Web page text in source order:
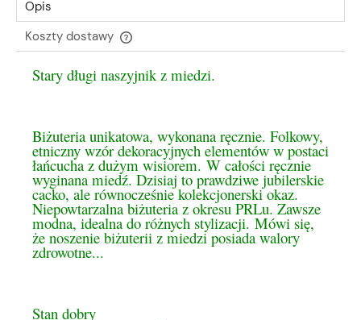
Opis
Koszty dostawy
Cena nie zawiera ewentualnych kosztów płatności
Stary długi naszyjnik z miedzi.
Biżuteria unikatowa, wykonana ręcznie. Folkowy,
etniczny wzór dekoracyjnych elementów w postaci
łańcucha z dużym wisiorem. W całości ręcznie
wyginana miedź. Dzisiaj to prawdziwe jubilerskie
cacko, ale równocześnie kolekcjonerski okaz.
Niepowtarzalna biżuteria z okresu PRLu. Zawsze
modna, idealna do różnych stylizacji. Mówi się,
że noszenie biżuterii z miedzi posiada walory
zdrowotne...
Stan dobry